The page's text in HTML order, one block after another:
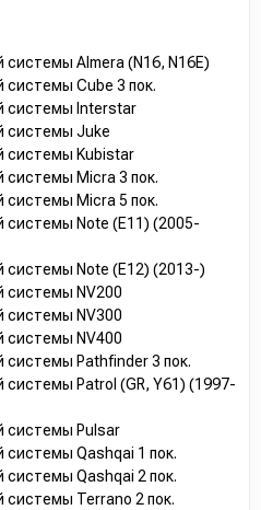
Almera (N16, N16E)
системы Cube 3 пок.
системы Interstar
системы Juke
системы Kubistar
системы Micra 3 пок.
системы Micra 5 пок.
системы Note (E11) (2005-
системы Note (E12) (2013-)
системы NV200
системы NV300
системы NV400
системы Pathfinder 3 пок.
Patrol (GR, Y61) (1997-
системы Pulsar
системы Qashqai 1 пок.
системы Qashqai 2 пок.
системы Terrano 2 пок.